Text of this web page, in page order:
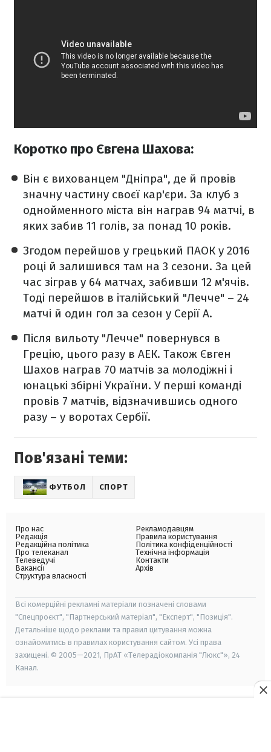
Коротко про Євгена Шахова:
Він є вихованцем "Дніпра", де й провів
значну частину своєї кар'єри. За клуб з
однойменного міста він награв 94 матчі, в
яких забив 11 голів, за понад 10 років.
Згодом перейшов у грецький ПАОК у 2016
році й залишився там на 3 сезони. За цей
час зіграв у 64 матчах, забивши 12 м'ячів.
Тоді перейшов в італійський "Лечче" – 24
матчі й один гол за сезон у Серії А.
Після вильоту "Лечче" повернувся в
Грецію, цього разу в АЕК. Також Євген
Шахов награв 70 матчів за молодіжні і
юнацькі збірні України. У перші команді
провів 7 матчів, відзначившись одного
разу – у воротах Сербії.
Пов'язані теми:
ФУТБОЛ СПОРТ
Про нас
Редакція
Редакційна політика
Про телеканал
Телеведучі
Вакансії
Структура власності
Рекламодавцям
Правила користування
Політика конфіденційності
Технічна інформація
Контакти
Архів
Всі комерційні рекламні матеріали позначені словами
"Спецпроєкт", "Партнерський матеріал", "Експерт", "Позиція".
Детальніше щодо реклами та правил цитування можна
ознайомитись в правилах користування сайтом. Усі права
захищені. © 2005—2021, ПрАТ «Телерадіокомпанія "Люкс"», 24
Канал.